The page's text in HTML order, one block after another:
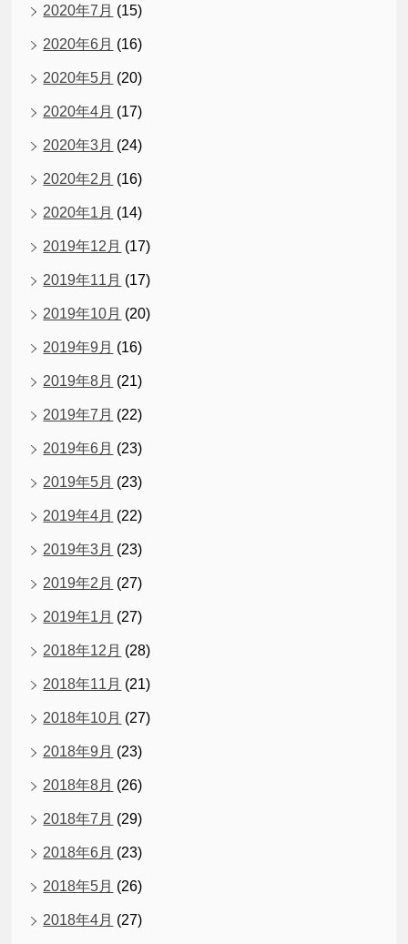
2020年7月 (15)
2020年6月 (16)
2020年5月 (20)
2020年4月 (17)
2020年3月 (24)
2020年2月 (16)
2020年1月 (14)
2019年12月 (17)
2019年11月 (17)
2019年10月 (20)
2019年9月 (16)
2019年8月 (21)
2019年7月 (22)
2019年6月 (23)
2019年5月 (23)
2019年4月 (22)
2019年3月 (23)
2019年2月 (27)
2019年1月 (27)
2018年12月 (28)
2018年11月 (21)
2018年10月 (27)
2018年9月 (23)
2018年8月 (26)
2018年7月 (29)
2018年6月 (23)
2018年5月 (26)
2018年4月 (27)